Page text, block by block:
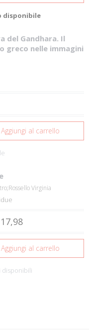
disponibile
del Gandhara. Il
greco nelle immagini
Aggiungi al carrello
Virginia
Aggiungi al carrello
disponibili